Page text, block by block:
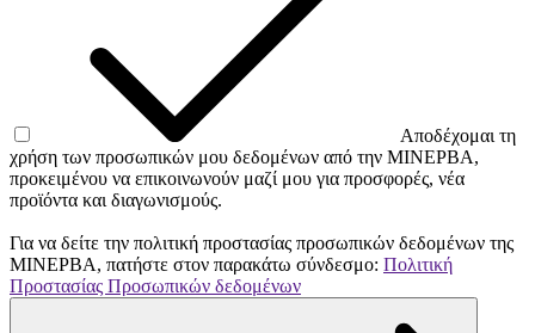
Αποδέχομαι τη
χρήση των προσωπικών μου δεδομένων από την ΜΙΝΕΡΒΑ,
προκειμένου να επικοινωνούν μαζί μου για προσφορές, νέα
προϊόντα και διαγωνισμούς.
Για να δείτε την πολιτική προστασίας προσωπικών δεδομένων της
ΜΙΝΕΡΒΑ, πατήστε στον παρακάτω σύνδεσμο: Πολιτική
Προστασίας Προσωπικών δεδομένων